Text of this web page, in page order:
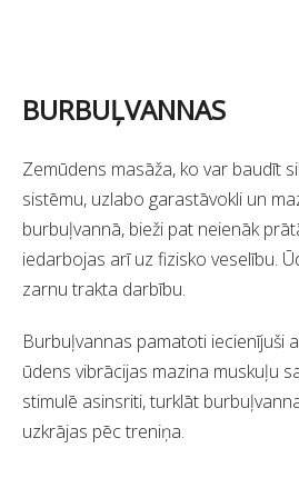
BURBUĻVANNAS
Zemūdens masāža, ko var baudīt
sistēmu, uzlabo garastāvokli un
burbuļvannā, bieži pat neienāk
iedarbojas arī uz fizisko veselību.
zarnu trakta darbību.
Burbuļvannas pamatoti iecienījuši
​ūdens vibrācijas mazina muskuļu
stimulē asinsriti, turklāt
uzkrājas pēc treniņa.